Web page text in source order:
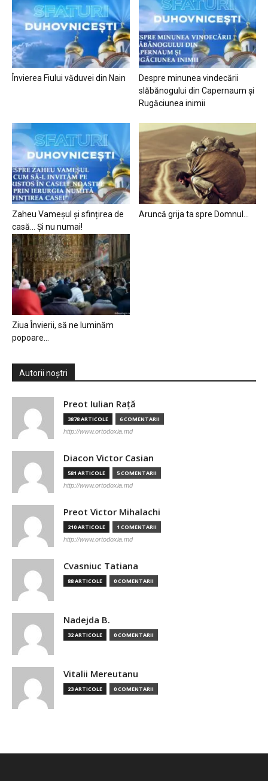
Învierea Fiului văduvei din Nain
Despre minunea vindecării
slăbănogului din Capernaum și
Rugăciunea inimii
Zaheu Vameșul și sfințirea de
casă… Și nu numai!
Aruncă grija ta spre Domnul…
Ziua Învierii, să ne luminăm
popoare…
Autorii noștri
Preot Iulian Raţă
3878 ARTICOLE 6 COMENTARII
http://www.ortodoxia.md
Diacon Victor Casian
581 ARTICOLE 5 COMENTARII
http://www.ortodoxia.md
Preot Victor Mihalachi
210 ARTICOLE 1 COMENTARII
http://www.ortodoxia.md
Cvasniuc Tatiana
88 ARTICOLE 0 COMENTARII
Nadejda B.
32 ARTICOLE 0 COMENTARII
Vitalii Mereutanu
23 ARTICOLE 0 COMENTARII